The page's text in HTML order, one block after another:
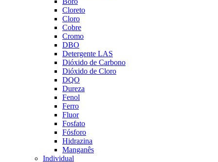
Cloreto
Cloro
Cobre
Cromo
DBO
Detergente LAS
Dióxido de Carbono
Dióxido de Cloro
DQO
Dureza
Fenol
Ferro
Fluor
Fosfato
Fósforo
Hidrazina
Manganês
Individual